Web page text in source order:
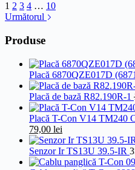
1 2 3 4 … 10
Următorul
Produse
Placă 6870QZE017D
Placă de bază R82.190R-1
Placă T-Con V14 TM240
Prețul
inițial
a
fost:
79,00 lei
curent
este:
79,00 lei.
Senzor Ir TS13U 39.5-IR